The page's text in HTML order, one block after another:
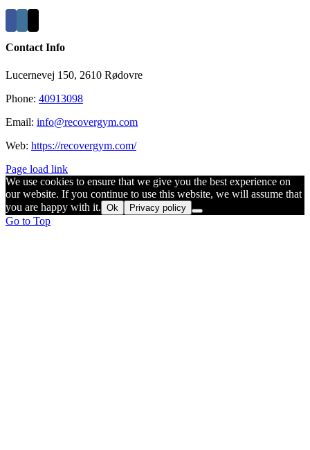
Contact Info
Lucernevej 150, 2610 Rødovre
Phone: 40913098
Email: info@recovergym.com
Web: https://recovergym.com/
Page load link
We use cookies to ensure that we give you the best experience on
our website. If you continue to use this website, we will assume that
you are happy with it. Ok Privacy policy
Go to Top